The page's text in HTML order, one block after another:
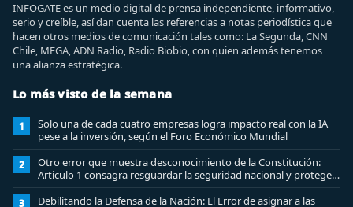
INFOGATE es un medio digital de prensa independiente, informativo,
serio y creíble, así dan cuenta las referencias a notas periodística que
hacen otros medios de comunicación tales como: La Segunda, CNN
Chile, MEGA, ADN Radio, Radio Biobio, con quien además tenemos
una alianza estratégica.
Lo más visto de la semana
1
Solo una de cada cuatro empresas logra impacto real con la IA
pese a la inversión, según el Foro Económico Mundial
2
Otro error que muestra desconocimiento de la Constitución:
Articulo 1 consagra resguardar la seguridad nacional y proteger
a los ciudadanos
3
Debilitando la Defensa de la Nación: El Error de asignar a las